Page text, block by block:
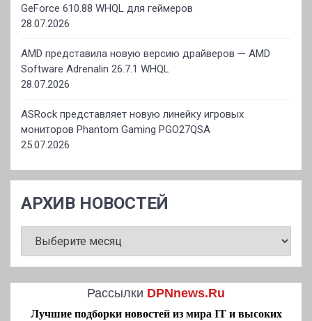
GeForce 610.88 WHQL для геймеров
28.07.2026
AMD представила новую версию драйверов — AMD
Software Adrenalin 26.7.1 WHQL
28.07.2026
ASRock представляет новую линейку игровых
мониторов Phantom Gaming PGO27QSA
25.07.2026
АРХИВ НОВОСТЕЙ
НОВОСТЕЙ
Рассылки DPNnews.Ru
Лучшие подборки новостей из мира IT и высоких